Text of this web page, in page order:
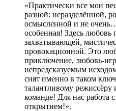
«Практически все мои
разной: неразделённой,
осмысленной и не
особенная! Здесь любовь
захватывающей,
провокационной. Это
приключение, любовь-
непредсказуемым
снят именно в таком
талантливому режиссёру
команде! Для нас работа
открытием!».